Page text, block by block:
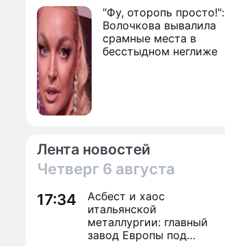
"Фу, оторопь просто!":
Волочкова вывалила
срамные места в
бесстыдном неглиже
Лента новостей
Четверг 6 августа
17:34
Асбест и хаос
итальянской
металлургии: главный
завод Европы под